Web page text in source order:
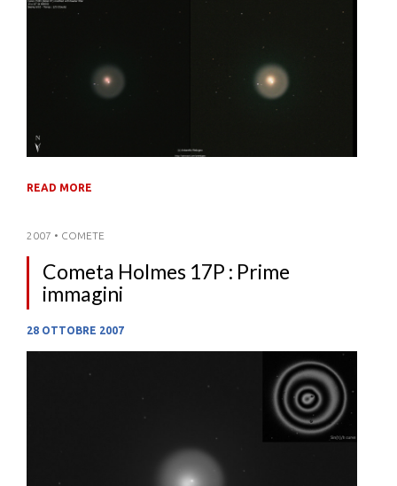
READ MORE
2007 • COMETE
Cometa Holmes 17P : Prime
immagini
28 OTTOBRE 2007